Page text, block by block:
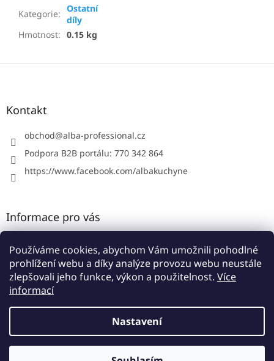
Používáme cookies, abychom Vám umožnili pohodlné
prohlížení webu a díky analýze provozu webu neustále
zlepšovali jeho funkce, výkon a použitelnost. Více
informací
Nastavení
Kategorie: Ostatní
díly
Hmotnost: 0.15 kg
Z
Kontakt
obchod@alba-professional.cz
Podpora B2B portálu: 770 342 864
https://www.facebook.com/albakuchyne
Informace pro vás
Obchodní podmínky
Podmínky ochrany osobních údajů
Vytvořil Shoptet